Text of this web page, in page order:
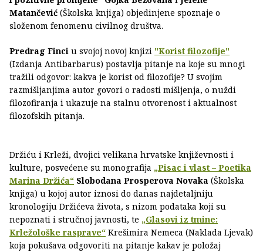
Matančević (Školska knjiga) objedinjene spoznaje o
složenom fenomenu civilnog društva.
Predrag Finci u svojoj novoj knjizi "Korist filozofije"
(Izdanja Antibarbarus) postavlja pitanje na koje su mnogi
tražili odgovor: kakva je korist od filozofije? U svojim
razmišljanjima autor govori o radosti mišljenja, o nuždi
filozofiranja i ukazuje na stalnu otvorenost i aktualnost
filozofskih pitanja.
Držiću i Krleži, dvojici velikana hrvatske književnosti i
kulture, posvećene su monografija „Pisac i vlast – Poetika
Marina Držića“ Slobodana Prosperova Novaka (Školska
knjiga) u kojoj autor iznosi do danas najdetaljniju
kronologiju Držićeva života, s nizom podataka koji su
nepoznati i stručnoj javnosti, te „Glasovi iz tmine:
Krležološke rasprave“ Krešimira Nemeca (Naklada Ljevak)
koja pokušava odgovoriti na pitanje kakav je položaj